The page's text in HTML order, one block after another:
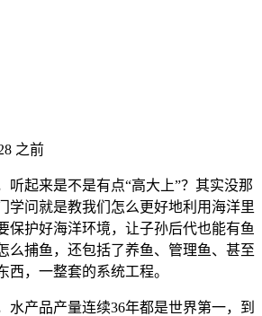
之前
听起来是不是有点“高大上”？其实没那
学问就是教我们怎么更好地利用海洋里
保护好海洋环境，让子孙后代也能有鱼
么捕鱼，还包括了养鱼、管理鱼、甚至
西，一整套的系统工程。
水产品产量连续36年都是世界第一，到